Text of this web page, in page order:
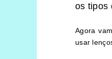
os tipos
Agora
usar